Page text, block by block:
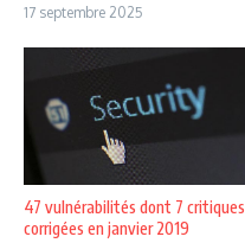
17 septembre 2025
47 vulnérabilités dont 7 critiques
corrigées en janvier 2019